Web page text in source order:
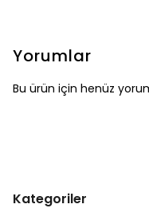
Yorumlar
Bu ürün için henüz
Kategoriler